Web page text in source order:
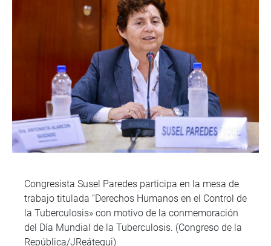
Congresista Susel Paredes participa en la mesa de
trabajo titulada “Derechos Humanos en el Control de
la Tuberculosis» con motivo de la conmemoración
del Día Mundial de la Tuberculosis. (Congreso de la
República/JReátegui)